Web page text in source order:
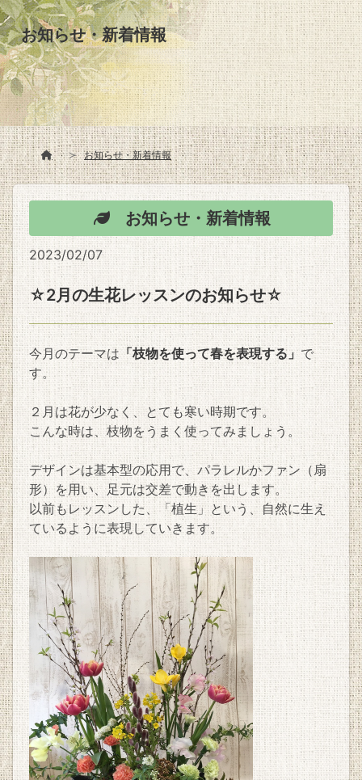
お知らせ・新着情報
お知らせ・新着情報
お知らせ・新着情報
2023/02/07
☆2月の生花レッスンのお知らせ☆
今月のテーマは 「枝物を使って春を表現する」 で
す。
２月は花が少なく、とても寒い時期です。
こんな時は、枝物をうまく使ってみましょう。
デザインは基本型の応用で、パラレルかファン（扇
形）を用い、足元は交差で動きを出します。
以前もレッスンした、「植生」という、自然に生え
ているように表現していきます。